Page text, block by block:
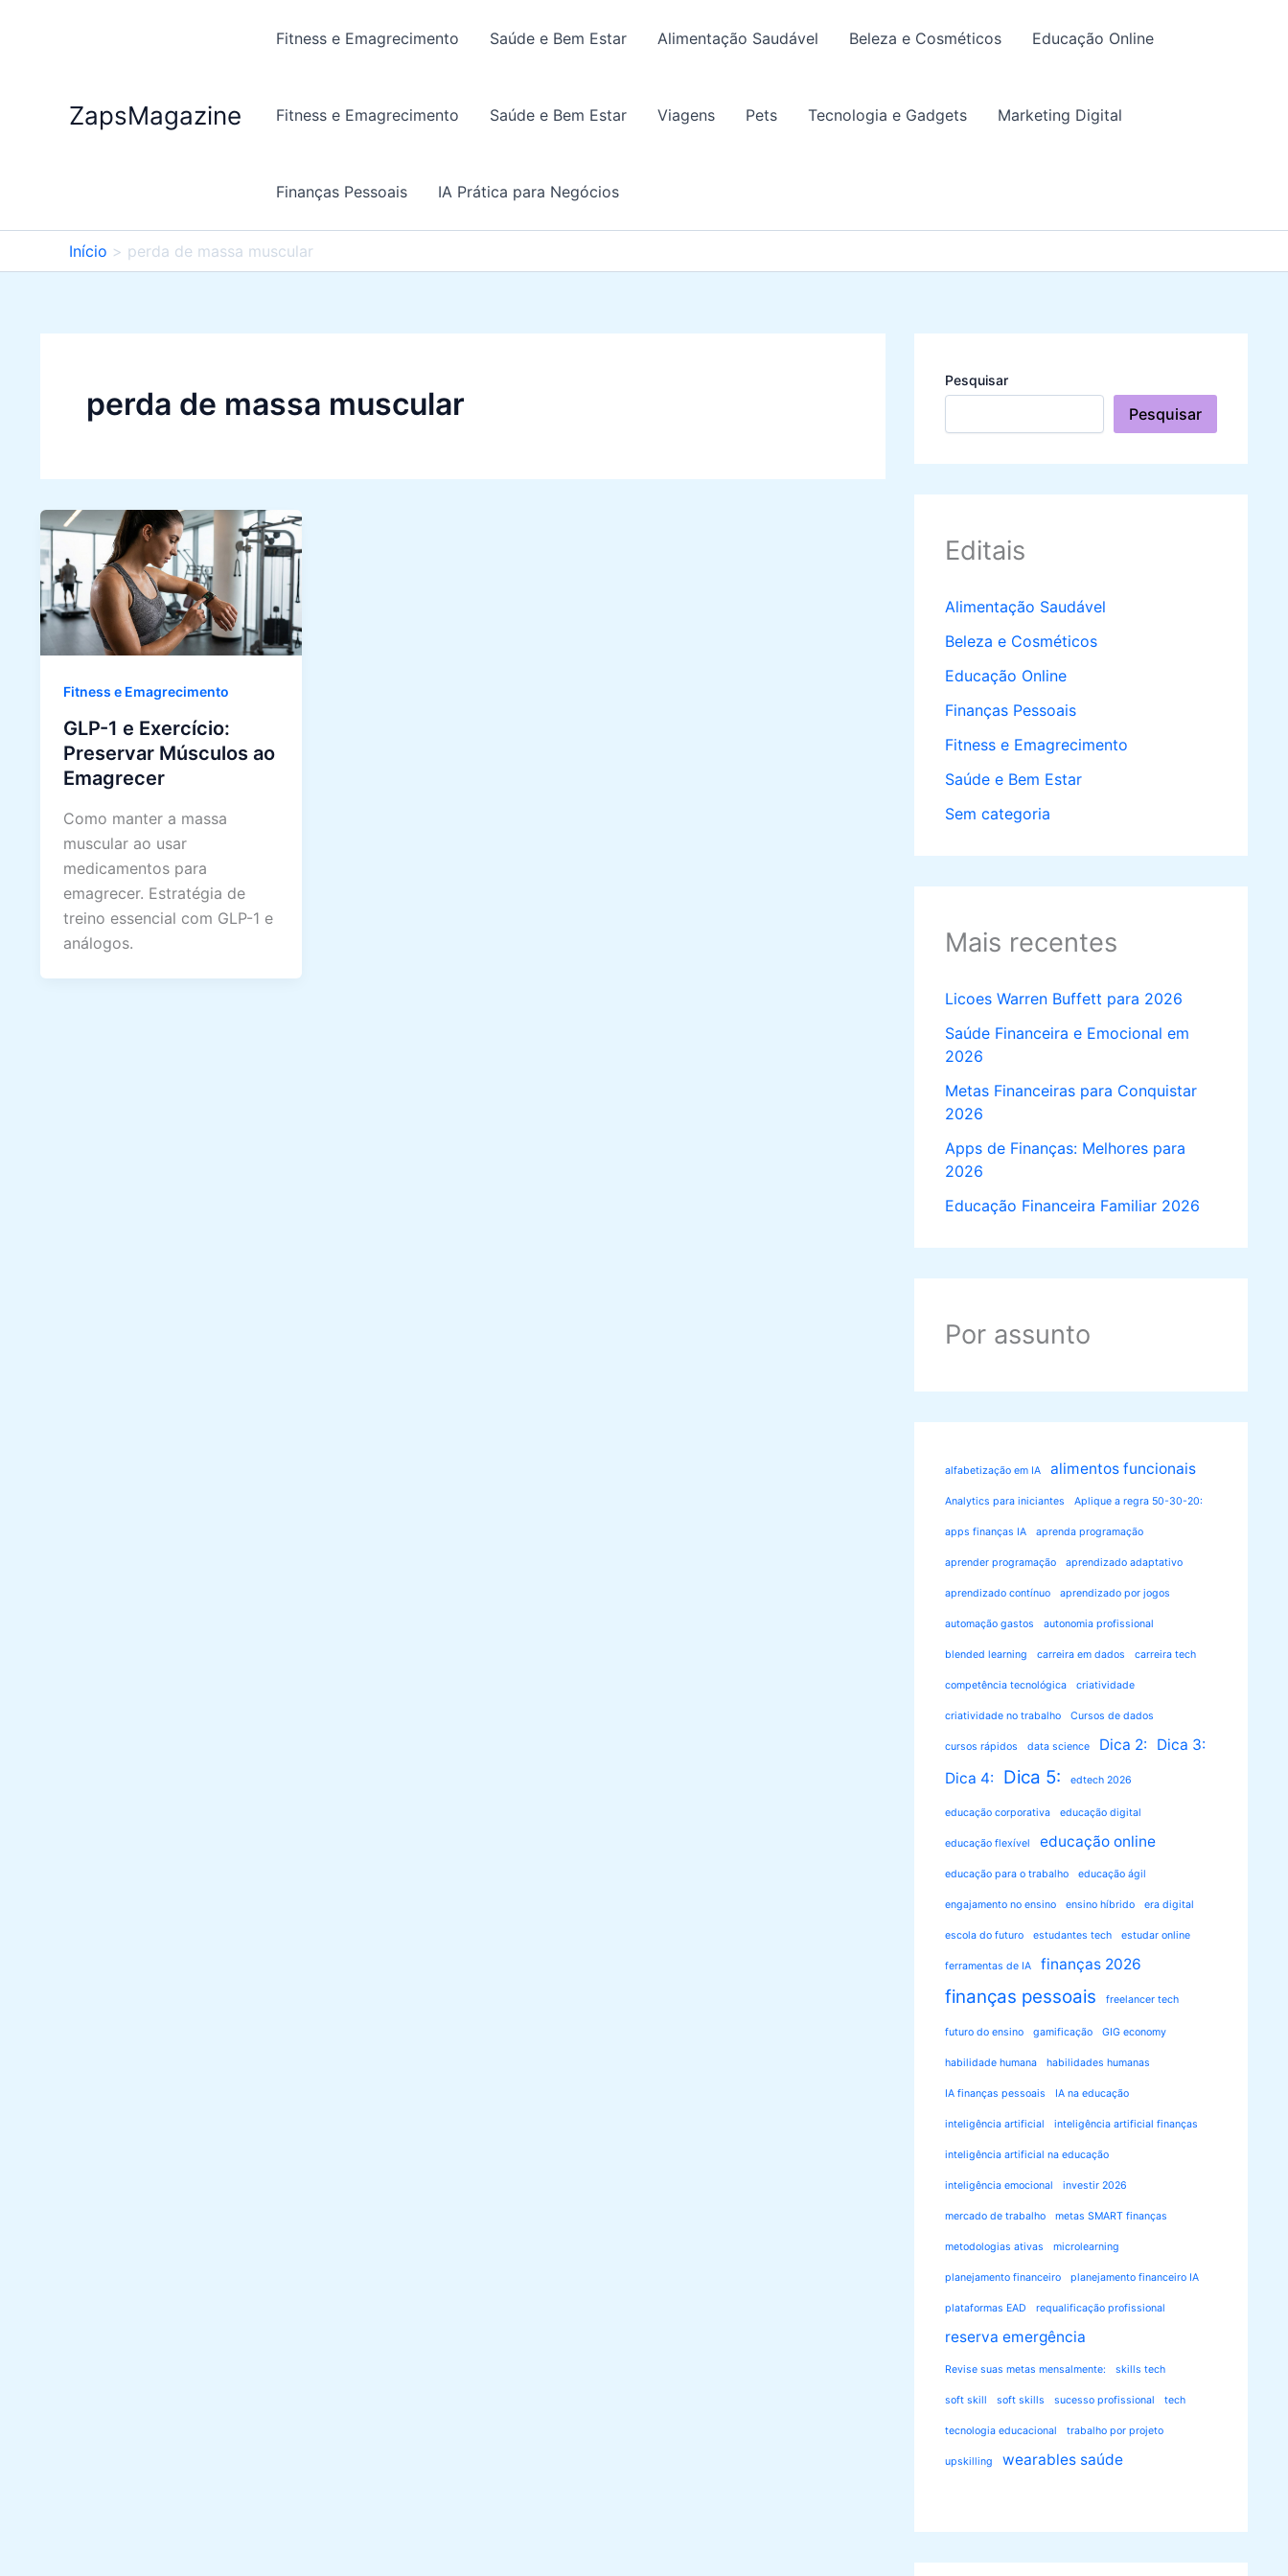
ZapsMagazine
Fitness e Emagrecimento Saúde e Bem Estar Alimentação Saudável Beleza e Cosméticos Educação Online
Fitness e Emagrecimento Saúde e Bem Estar Viagens Pets Tecnologia e Gadgets Marketing Digital
Finanças Pessoais IA Prática para Negócios
Início perda de massa muscular
perda de massa muscular
Fitness e Emagrecimento
GLP-1 e Exercício:
Preservar Músculos ao
Emagrecer
Como manter a massa
muscular ao usar
medicamentos para
emagrecer. Estratégia de
treino essencial com GLP-1 e
análogos.
Pesquisar
Pesquisar
Editais
Alimentação Saudável
Beleza e Cosméticos
Educação Online
Finanças Pessoais
Fitness e Emagrecimento
Saúde e Bem Estar
Sem categoria
Mais recentes
Licoes Warren Buffett para 2026
Saúde Financeira e Emocional em
2026
Metas Financeiras para Conquistar
2026
Apps de Finanças: Melhores para
2026
Educação Financeira Familiar 2026
Por assunto
alfabetização em IA alimentos funcionais
Analytics para iniciantes Aplique a regra 50-30-20:
apps finanças IA aprenda programação
aprender programação aprendizado adaptativo
aprendizado contínuo aprendizado por jogos
automação gastos autonomia profissional
blended learning carreira em dados carreira tech
competência tecnológica criatividade
criatividade no trabalho Cursos de dados
cursos rápidos data science Dica 2:
Dica 3:
Dica 4:
Dica 5: edtech 2026
educação corporativa educação digital
educação flexível educação online
educação para o trabalho educação ágil
engajamento no ensino ensino híbrido era digital
escola do futuro estudantes tech estudar online
ferramentas de IA finanças 2026
finanças pessoais freelancer tech
futuro do ensino gamificação GIG economy
habilidade humana habilidades humanas
IA finanças pessoais IA na educação
inteligência artificial inteligência artificial finanças
inteligência artificial na educação
inteligência emocional investir 2026
mercado de trabalho metas SMART finanças
metodologias ativas microlearning
planejamento financeiro planejamento financeiro IA
plataformas EAD requalificação profissional
reserva emergência
Revise suas metas mensalmente: skills tech
soft skill soft skills sucesso profissional tech
tecnologia educacional trabalho por projeto
upskilling wearables saúde